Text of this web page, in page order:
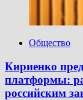
Общество
Кириенко
платформы:
российским